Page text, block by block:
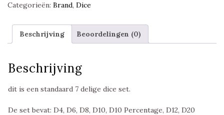
Dice
Foam
Brain
aantal
Categorieën: Brand, Dice
Beschrijving Beoordelingen (0)
Beschrijving
dit is een standaard 7 delige dice set.
De set bevat: D4, D6, D8, D10, D10 Percentage, D12, D20